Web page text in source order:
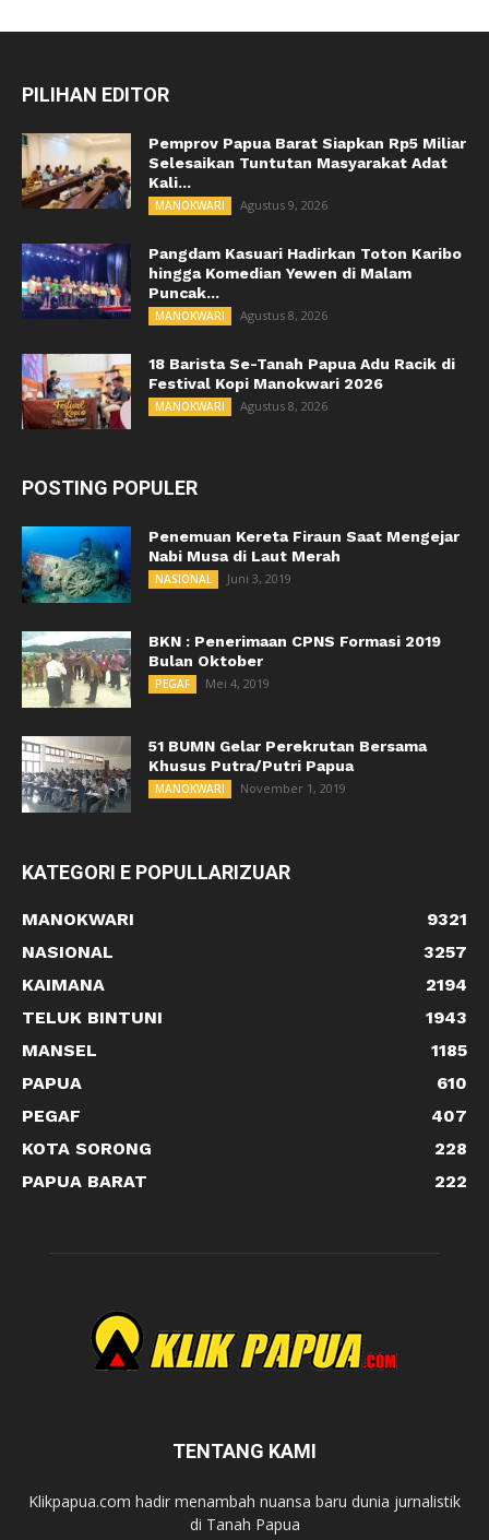
PILIHAN EDITOR
Pemprov Papua Barat Siapkan Rp5 Miliar
Selesaikan Tuntutan Masyarakat Adat
Kali...
MANOKWARI Agustus 9, 2026
Pangdam Kasuari Hadirkan Toton Karibo
hingga Komedian Yewen di Malam
Puncak...
MANOKWARI Agustus 8, 2026
18 Barista Se-Tanah Papua Adu Racik di
Festival Kopi Manokwari 2026
MANOKWARI Agustus 8, 2026
POSTING POPULER
Penemuan Kereta Firaun Saat Mengejar
Nabi Musa di Laut Merah
NASIONAL Juni 3, 2019
BKN : Penerimaan CPNS Formasi 2019
Bulan Oktober
PEGAF Mei 4, 2019
51 BUMN Gelar Perekrutan Bersama
Khusus Putra/Putri Papua
MANOKWARI November 1, 2019
KATEGORI E POPULLARIZUAR
MANOKWARI
9321
NASIONAL
3257
KAIMANA
2194
TELUK BINTUNI
1943
MANSEL
1185
PAPUA
610
PEGAF
407
KOTA SORONG
228
PAPUA BARAT
222
TENTANG KAMI
Klikpapua.com hadir menambah nuansa baru dunia jurnalistik
di Tanah Papua